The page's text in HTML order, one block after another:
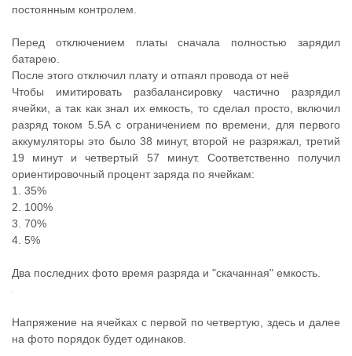
постоянным контролем.
Перед отключением платы сначала полностью зарядил
батарею.
После этого отключил плату и отпаял провода от неё
Чтобы имитировать разбалансировку частично разрядил
ячейки, а так как знал их емкость, то сделал просто, включил
разряд током 5.5А с ограничением по времени, для первого
аккумуляторы это было 38 минут, второй не разряжал, третий
19 минут и четвертый 57 минут. Соответственно получил
ориентировочный процент заряда по ячейкам:
1. 35%
2. 100%
3. 70%
4. 5%
Два последних фото время разряда и "скачанная" емкость.
Напряжение на ячейках с первой по четвертую, здесь и далее
на фото порядок будет одинаков.